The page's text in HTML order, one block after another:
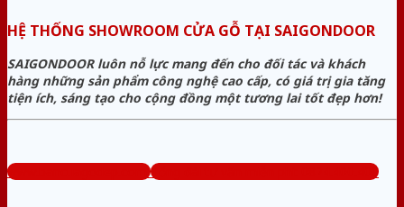
HỆ THỐNG SHOWROOM CỬA GỖ TẠI SAIGONDOOR
SAIGONDOOR luôn nỗ lực mang đến cho đối tác và khách
hàng những sản phẩm công nghệ cao cấp, có giá trị gia tăng
tiện ích, sáng tạo cho cộng đồng một tương lai tốt đẹp hơn!
www.bancuagodep.com Tổng đài tư vấn miễn phí: 0824.400.400